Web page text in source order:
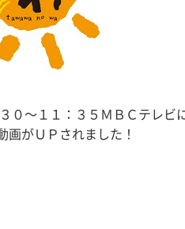
０～１１：３５ＭＢＣテレビ
画がＵＰされました！